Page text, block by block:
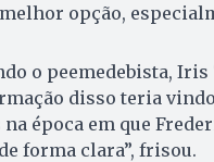
opção,
o peemedebista,
disso teria
na época em que
forma clara”, frisou.